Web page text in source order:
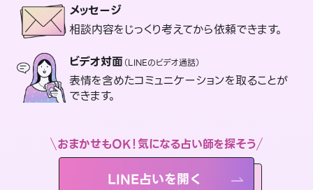
メッセージ
相談内容をじっくり考えてから依頼できます。
ビデオ対面（LINEのビデオ通話）
表情を含めたコミュニケーションを取ることが
できます。
おまかせもOK！気になる占い師を探そう
LINE占いを開く